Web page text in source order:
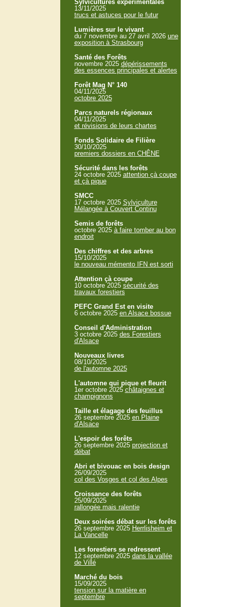
Sylvicultures expérimentales
13/11/2025
trucs et astuces pour le futur
Lumières sur le vivant
du 7 novembre au 27 avril 2026 une
exposition à Strasbourg
Santé des Forêts
novembre 2025 dépérissements
des essences principales et alertes
Forêt Mag N° 140
04/11/2025
octobre 2025
Parcs naturels régionaux
04/11/2025
et révisions de leurs chartes
Fonds Solidaire de Filière
30/10/2025
premiers dossiers en CHÊNE
Sécurité dans les forêts
24 octobre 2025 attention çà coupe
et çà pique
SMCC
17 octobre 2025 Sylviculture
Mélangée à Couvert Continu
Semis de forêts
octobre 2025 à faire tomber au bon
endroit
Des chiffres et des arbres
15/10/2025
le nouveau mémento IFN est sorti
Attention çà coupe
10 octobre 2025 sécurité des
travaux forestiers
PEFC Grand Est en visite
6 octobre 2025 en Alsace bossue
Conseil d'Administration
3 octobre 2025 des Forestiers
d'Alsace
Nouveaux livres
08/10/2025
de l'automne 2025
L'automne qui pique et fleurit
1er octobre 2025 châtaignes et
champignons
Taille et élagage des feuillus
26 septembre 2025 en Plaine
d'Alsace
L'espoir des forêts
26 septembre 2025 projection et
débat
Abri et bivouac en bois design
26/09/2025
col des Vosges et col des Alpes
Croissance des forêts
25/09/2025
rallongée mais ralentie
Deux soirées débat sur les forêts
26 septembre 2025 Herrlisheim et
La Vancelle
Les forestiers se redressent
12 septembre 2025 dans la vallée
de Villé
Marché du bois
15/09/2025
tension sur la matière en
septembre